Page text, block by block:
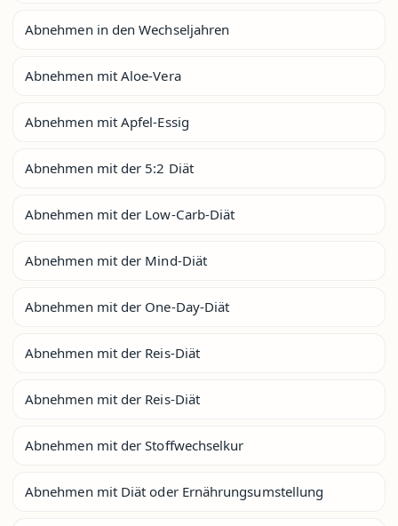
Abnehmen in den Wechseljahren
Abnehmen mit Aloe-Vera
Abnehmen mit Apfel-Essig
Abnehmen mit der 5:2 Diät
Abnehmen mit der Low-Carb-Diät
Abnehmen mit der Mind-Diät
Abnehmen mit der One-Day-Diät
Abnehmen mit der Reis-Diät
Abnehmen mit der Reis-Diät
Abnehmen mit der Stoffwechselkur
Abnehmen mit Diät oder Ernährungsumstellung